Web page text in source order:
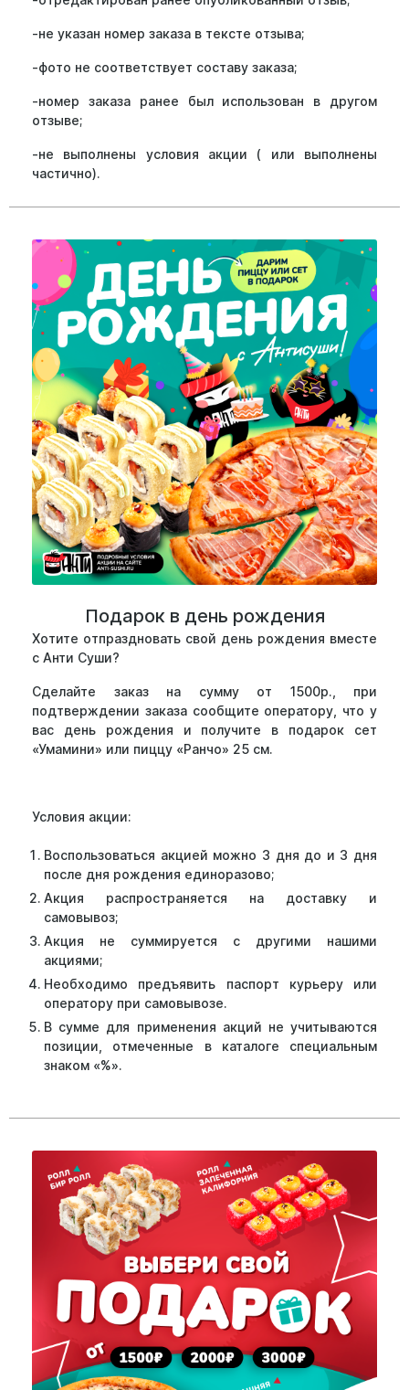
-не указан номер заказа в тексте отзыва;
-фото не соответствует составу заказа;
-номер заказа ранее был использован в другом
отзыве;
-не выполнены условия акции ( или выполнены
частично).
Подарок в день рождения
Хотите отпраздновать свой день рождения вместе
с Анти Суши?
Сделайте заказ на сумму от 1500р., при
подтверждении заказа сообщите оператору, что у
вас день рождения и получите в подарок сет
«Умамини» или пиццу «Ранчо» 25 см.
Условия акции:
Воспользоваться акцией можно 3 дня до и 3 дня
после дня рождения единоразово;
Акция распространяется на доставку и
самовывоз;
Акция не суммируется с другими нашими
акциями;
Необходимо предъявить паспорт курьеру или
оператору при самовывозе.
В сумме для применения акций не учитываются
позиции, отмеченные в каталоге специальным
знаком «%».